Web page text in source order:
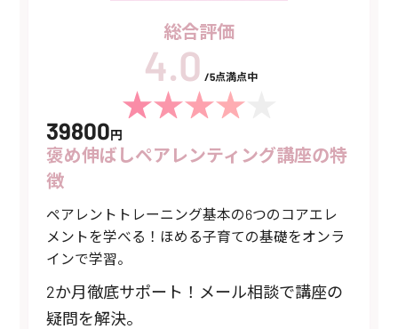
総合評価
/5点満点中
39800円
褒め伸ばしペアレンティング講座の特
徴
ペアレントトレーニング基本の6つのコアエレ
メントを学べる！ほめる子育ての基礎をオンラ
インで学習。
2か月徹底サポート！メール相談で講座の
疑問を解決。